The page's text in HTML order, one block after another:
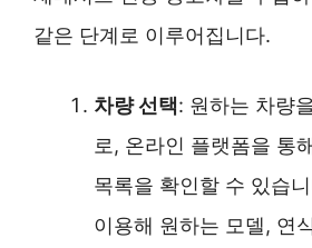
같은 단계로 이루어집니다.
차량 선택: 원하는 차량
로, 온라인 플랫폼을 통
목록을 확인할 수 있습
이용해 원하는 모델, 연